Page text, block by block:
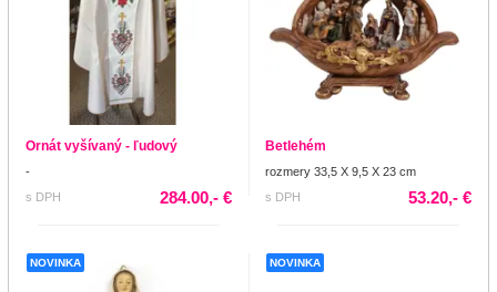
Ornát vyšívaný - ľudový
-
s DPH
284.00,- €
Betlehém
rozmery 33,5 X 9,5 X 23 cm
s DPH
53.20,- €
NOVINKA NOVINKA